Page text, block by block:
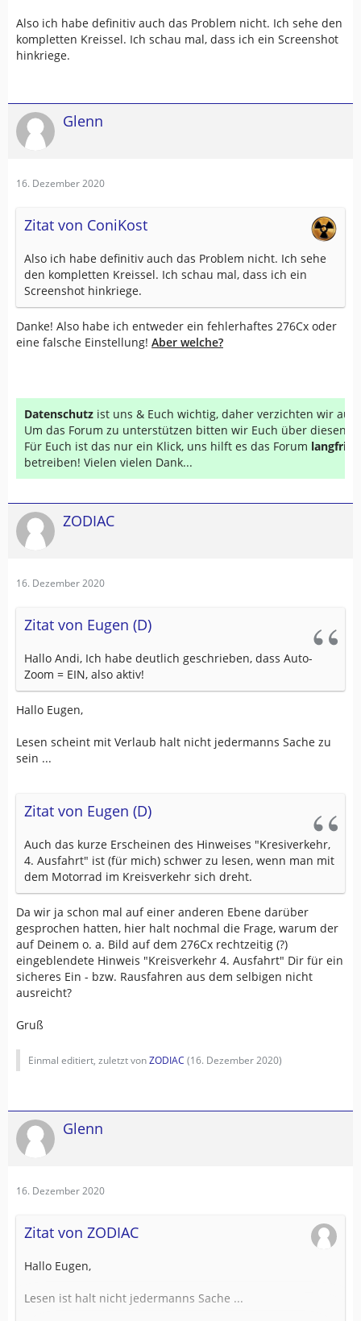
Also ich habe definitiv auch das Problem nicht. Ich sehe den
kompletten Kreissel. Ich schau mal, dass ich ein Screenshot
hinkriege.
Glenn
16. Dezember 2020
Zitat von ConiKost
Also ich habe definitiv auch das Problem nicht. Ich sehe
den kompletten Kreissel. Ich schau mal, dass ich ein
Screenshot hinkriege.
Danke! Also habe ich entweder ein fehlerhaftes 276Cx oder
eine falsche Einstellung! Aber welche?
Datenschutz ist uns & Euch wichtig, daher verzichten wir auf
Um das Forum zu unterstützen bitten wir Euch über diesen
Für Euch ist das nur ein Klick, uns hilft es das Forum
betreiben! Vielen vielen Dank...
ZODIAC
16. Dezember 2020
Zitat von Eugen (D)
Hallo Andi, Ich habe deutlich geschrieben, dass Auto-
Zoom = EIN, also aktiv!
Hallo Eugen,
Lesen scheint mit Verlaub halt nicht jedermanns Sache zu
sein ...
Zitat von Eugen (D)
Auch das kurze Erscheinen des Hinweises "Kresiverkehr,
4. Ausfahrt" ist (für mich) schwer zu lesen, wenn man mit
dem Motorrad im Kreisverkehr sich dreht.
Da wir ja schon mal auf einer anderen Ebene darüber
gesprochen hatten, hier halt nochmal die Frage, warum der
auf Deinem o. a. Bild auf dem 276Cx rechtzeitig (?)
eingeblendete Hinweis "Kreisverkehr 4. Ausfahrt" Dir für ein
sicheres Ein - bzw. Rausfahren aus dem selbigen nicht
ausreicht?
Gruß
Einmal editiert, zuletzt vonZODIAC (16. Dezember 2020)
Glenn
16. Dezember 2020
Zitat von ZODIAC
Hallo Eugen,
Lesen ist halt nicht jedermanns Sache ...